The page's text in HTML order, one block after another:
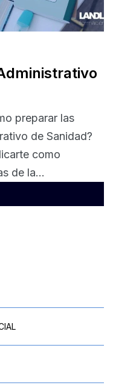
preparar las
de Sanidad?
como
de la...